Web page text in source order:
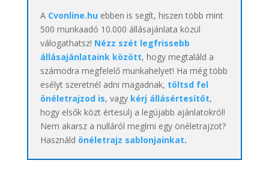
A Cvonline.huebben is segít, hiszen több mint
500 munkaadó 10.000 állásajánlata közül
válogathatsz! Nézz szét legfrissebb
állásajánlataink között, hogy megtaláld a
számodra megfelelő munkahelyet! Ha még több
esélyt szeretnél adni magadnak, töltsd fel
önéletrajzod is, vagy kérj állásértesítőt,
hogy elsők közt értesülj a legújabb ajánlatokról!
Nem akarsz a nulláról megírni egy önéletrajzot?
Használd önéletrajz sablonjainkat.